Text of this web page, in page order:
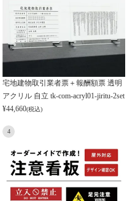
宅地建物取引業者票＋報酬額票 透明
アクリル 自立 tk-com-acryl01-jiritu-2set
¥44,660(税込)
4